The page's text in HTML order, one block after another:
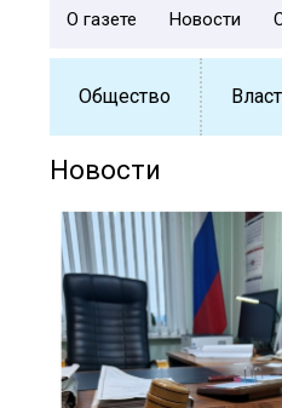
О газете Новости
Общество
Новости